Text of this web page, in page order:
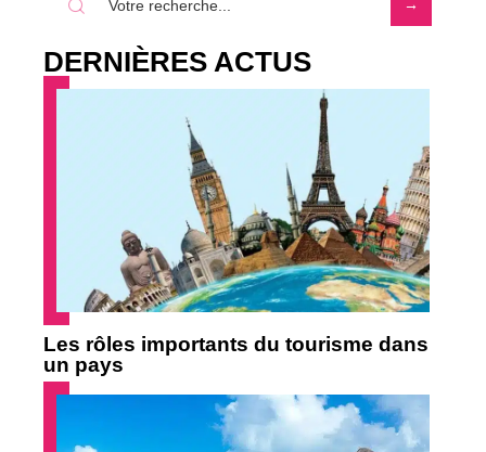
DERNIÈRES ACTUS
Les rôles importants du tourisme dans
un pays